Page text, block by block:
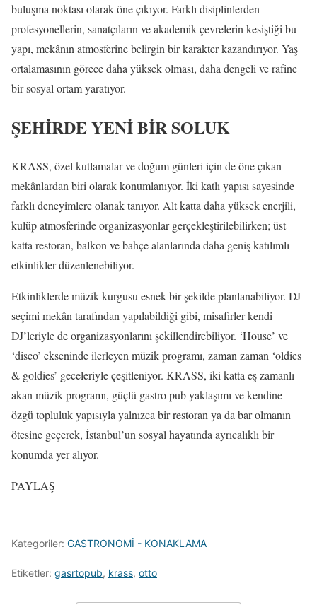
buluşma noktası olarak öne çıkıyor. Farklı disiplinlerden
profesyonellerin, sanatçıların ve akademik çevrelerin kesiştiği bu
yapı, mekânın atmosferine belirgin bir karakter kazandırıyor. Yaş
ortalamasının görece daha yüksek olması, daha dengeli ve rafine
bir sosyal ortam yaratıyor.
ŞEHİRDE YENİ BİR SOLUK
KRASS, özel kutlamalar ve doğum günleri için de öne çıkan
mekânlardan biri olarak konumlanıyor. İki katlı yapısı sayesinde
farklı deneyimlere olanak tanıyor. Alt katta daha yüksek enerjili,
kulüp atmosferinde organizasyonlar gerçekleştirilebilirken; üst
katta restoran, balkon ve bahçe alanlarında daha geniş katılımlı
etkinlikler düzenlenebiliyor.
Etkinliklerde müzik kurgusu esnek bir şekilde planlanabiliyor. DJ
seçimi mekân tarafından yapılabildiği gibi, misafirler kendi
DJ’leriyle de organizasyonlarını şekillendirebiliyor. ‘House’ ve
‘disco’ ekseninde ilerleyen müzik programı, zaman zaman ‘oldies
& goldies’ geceleriyle çeşitleniyor. KRASS, iki katta eş zamanlı
akan müzik programı, güçlü gastro pub yaklaşımı ve kendine
özgü topluluk yapısıyla yalnızca bir restoran ya da bar olmanın
ötesine geçerek, İstanbul’un sosyal hayatında ayrıcalıklı bir
konumda yer alıyor.
PAYLAŞ
Kategoriler: GASTRONOMİ - KONAKLAMA
Etiketler: gasrtopub, krass, otto